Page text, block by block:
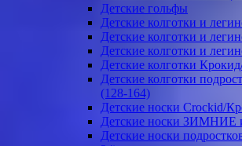
Детские гольфы
Детские колготки и
Детские колготки и
Детские колготки и
Детские колготки
Детские колготки
(128-164)
Детские носки Crockid/
Детские носки ЗИМНИЕ
Детские носки